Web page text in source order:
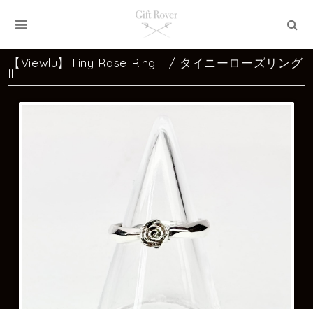
【Viewlu】Tiny Rose Ring ll / タイニーローズリング
ll